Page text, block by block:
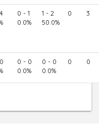
0 - 1
0.0%
1 - 2
50.0%
0 3
0 - 0
0.0%
0 - 0
0.0%
0 0